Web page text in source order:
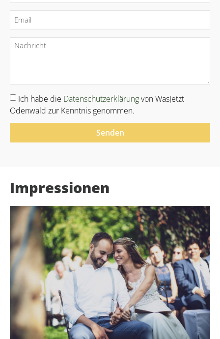
Ich habe die Datenschutzerklärungvon WasJetzt
Odenwald zur Kenntnis genommen.
Senden
Impressionen